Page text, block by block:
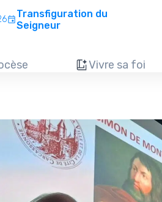
Transfiguration du
Seigneur
Vivre sa foi